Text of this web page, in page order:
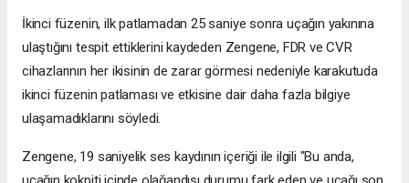
İkinci füzenin, ilk patlamadan 25 saniye sonra uçağın yakınına
ulaştığını tespit ettiklerini kaydeden Zengene, FDR ve CVR
cihazlarının her ikisinin de zarar görmesi nedeniyle karakutuda
ikinci füzenin patlaması ve etkisine dair daha fazla bilgiye
ulaşamadıklarını söyledi.
Zengene, 19 saniyelik ses kaydının içeriği ile ilgili "Bu anda,